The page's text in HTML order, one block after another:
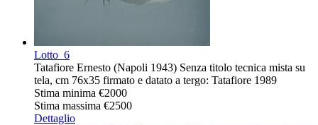
Lotto 6
Tatafiore Ernesto (Napoli 1943) Senza titolo tecnica mista su
tela, cm 76x35 firmato e datato a tergo: Tatafiore 1989
Stima minima €2000
Stima massima €2500
Dettaglio